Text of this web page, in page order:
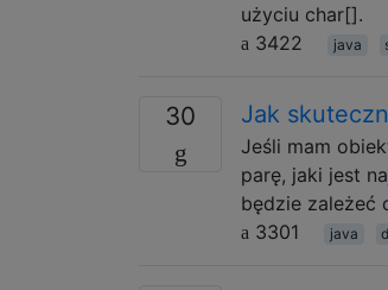
użyciu char[].
3422
java
30 Jak
Jeśli mam
parę, jaki jest
będzie zależeć
3301
java